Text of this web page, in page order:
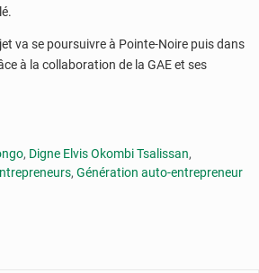
va se poursuivre à Pointe-Noire puis dans
à la collaboration de la GAE et ses
, Digne Elvis Okombi Tsalissan,
, Génération auto-entrepreneur